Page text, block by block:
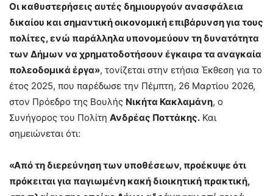
Οι καθυστερήσεις αυτές δημιουργούν ανασφάλεια
δικαίου και σημαντική οικονομική επιβάρυνση για τους
πολίτες, ενώ παράλληλα υπονομεύουν τη δυνατότητα
των Δήμων να χρη­ματοδοτήσουν έγκαιρα τα αναγκαία
πολεοδομικά έργα», τονίζεται στην ετήσια Έκθεση για το
έτος 2025, που παρέδωσε την Πέμπτη, 26 Μαρτίου 2026,
στον Πρόεδρο της Βουλής Νικήτα Κακλαμάνη, ο
Συνήγορος του Πολίτη Ανδρέας Ποττάκης. Και
σημειώνεται ότι:
«Από τη διερεύνηση των υποθέσεων, προέκυψε ότι
πρόκειται για παγιωμένη κακή διοικητική πρακτική,